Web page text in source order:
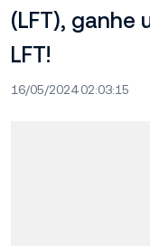
(LFT), ganhe
LFT!
16/05/2024 02:03:15